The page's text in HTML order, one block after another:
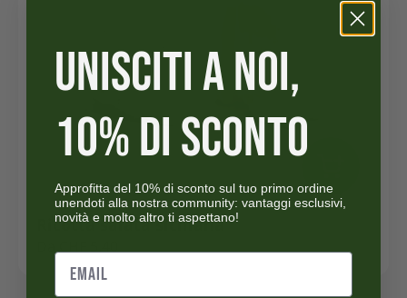
Ricotta salata siciliana
DaCHF5.40
UNISCITI A NOI,
10% DI SCONTO
Approfitta del 10% di sconto sul tuo primo ordine
unendoti alla nostra community: vantaggi esclusivi,
novità e molto altro ti aspettano!